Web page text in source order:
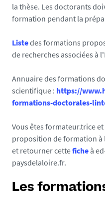
la thèse. Les doctorants
formation pendant la
Listedes formations
de recherches associées à
Annuaire des formations
scientifique : https://
formations-doctorales-
Vous êtes formateur.trice
proposition de formation à
et retourner cettefiche à
paysdelaloire.fr.
Les